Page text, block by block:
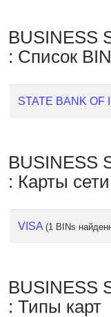
Validator
: Список
STATE BANK OF
: Карты сети
VISA (1 BINs
: Типы карт